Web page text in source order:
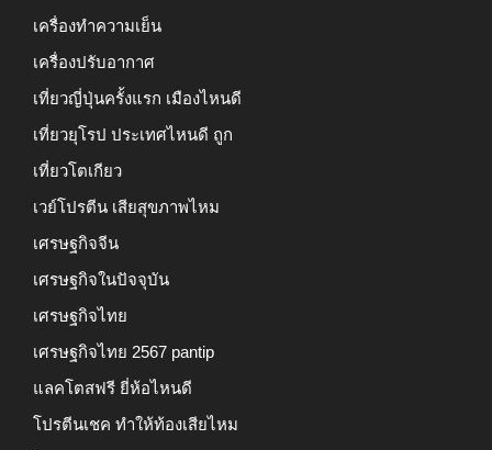
เครื่องทำความเย็น
เครื่องปรับอากาศ
เที่ยวญี่ปุ่นครั้งแรก เมืองไหนดี
เที่ยวยุโรป ประเทศไหนดี ถูก
เที่ยวโตเกียว
เวย์โปรตีน เสียสุขภาพไหม
เศรษฐกิจจีน
เศรษฐกิจในปัจจุบัน
เศรษฐกิจไทย
เศรษฐกิจไทย 2567 pantip
แลคโตสฟรี ยี่ห้อไหนดี
โปรตีนเชค ทำให้ท้องเสียไหม